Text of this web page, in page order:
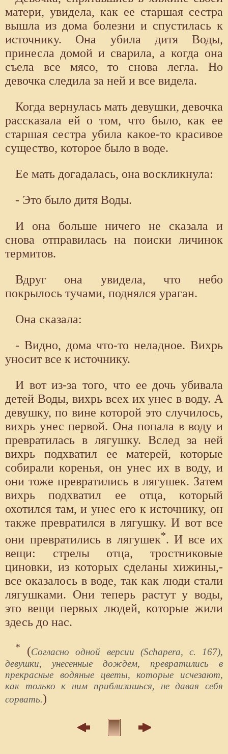
матери, увидела, как ее старшая сестра
вышла из дома болезни и спустилась к
источнику. Она убила дитя Воды,
принесла домой и сварила, а когда она
съела все мясо, то снова легла. Но
девочка следила за ней и все видела.
Когда вернулась мать девушки, девочка
рассказала ей о том, что было, как ее
старшая сестра убила какое-то красивое
существо, которое было в воде.
Ее мать догадалась, она воскликнула:
- Это было дитя Воды.
И она больше ничего не сказала и
снова отправилась на поиски личинок
термитов.
Вдруг она увидела, что небо
покрылось тучами, поднялся ураган.
Она сказала:
- Видно, дома что-то неладное. Вихрь
уносит все к источнику.
И вот из-за того, что ее дочь убивала
детей Воды, вихрь всех их унес в воду. А
девушку, по вине которой это случилось,
вихрь унес первой. Она попала в воду и
превратилась в лягушку. Вслед за ней
вихрь подхватил ее матерей, которые
собирали коренья, он унес их в воду, и
они тоже превратились в лягушек. Затем
вихрь подхватил ее отца, который
охотился там, и унес его к источнику, он
также превратился в лягушку. И вот все
они превратились в лягушек*. И все их
вещи: стрелы отца, тростниковые
циновки, из которых сделаны хижины,-
все оказалось в воде, так как люди стали
лягушками. Они теперь растут у воды,
это вещи первых людей, которые жили
здесь до нас.
* (Согласно одной версии (Schapera, с. 167),
девушки, унесенные дождем, превратились в
прекрасные водяные цветы, которые исчезают,
как только к ним приблизишься, не давая себя
сорвать.)